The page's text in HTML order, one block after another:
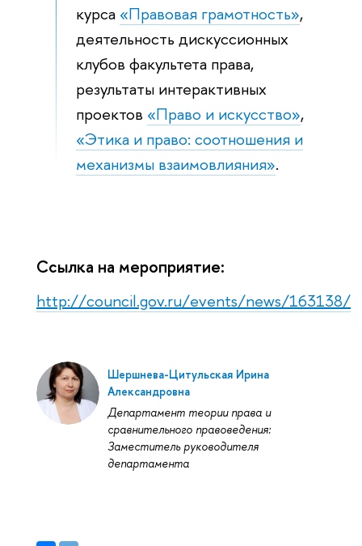
курса «Правовая грамотность»,
деятельность дискуссионных
клубов факультета права,
результаты интерактивных
проектов «Право и искусство»,
«Этика и право: соотношения и
механизмы взаимовлияния».
Ссылка на мероприятие:
http://council.gov.ru/events/news/163138/
Шершнева-Цитульская Ирина
Александровна
Департамент теории права и
сравнительного правоведения:
Заместитель руководителя
департамента